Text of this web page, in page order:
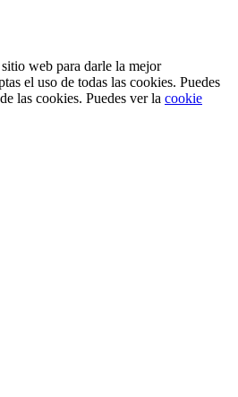
web para darle la mejor
el uso de todas las cookies. Puedes
las cookies. Puedes ver la cookie